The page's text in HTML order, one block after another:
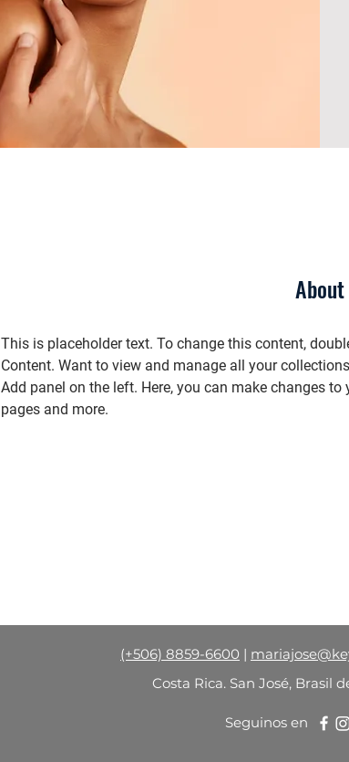
About
This is placeholder text. To change this content,
Content. Want to view and manage all your
Add panel on the left. Here, you can make changes
pages and more.
(+506) 8859-6600 |
Costa Rica. San José, Brasil
Seguinos en